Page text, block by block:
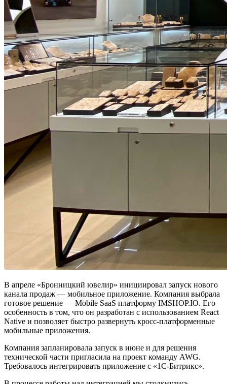
В апреле «Бронницкий ювелир» инициировал запуск нового
канала продаж — мобильное приложение. Компания выбрала
готовое решение — Mobile SaaS платформу IMSHOP.IO. Его
особенность в том, что он разработан с использованием React
Native и позволяет быстро развернуть кросс-платформенные
мобильные приложения.
Компания запланировала запуск в июне и для решения
технической части пригласила на проект команду AWG.
Требовалось интегрировать приложение с «1С-Битрикс».